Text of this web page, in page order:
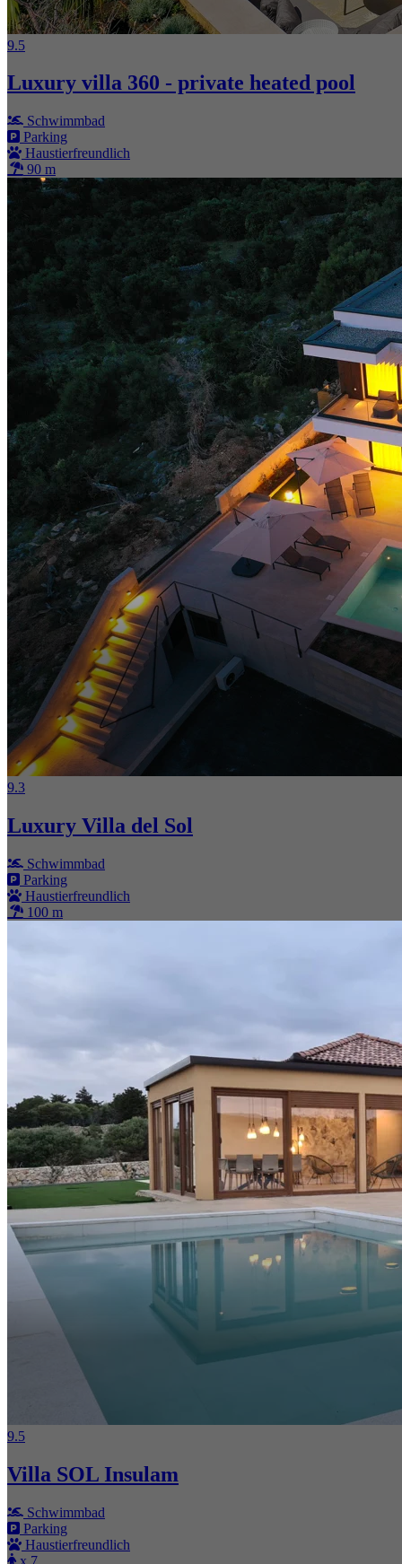
9.5
Luxury villa 360 - private heated pool
Schwimmbad
Parking
Haustierfreundlich
90 m
9.3
Luxury Villa del Sol
Schwimmbad
Parking
Haustierfreundlich
100 m
9.5
Villa SOL Insulam
Schwimmbad
Parking
Haustierfreundlich
x 7